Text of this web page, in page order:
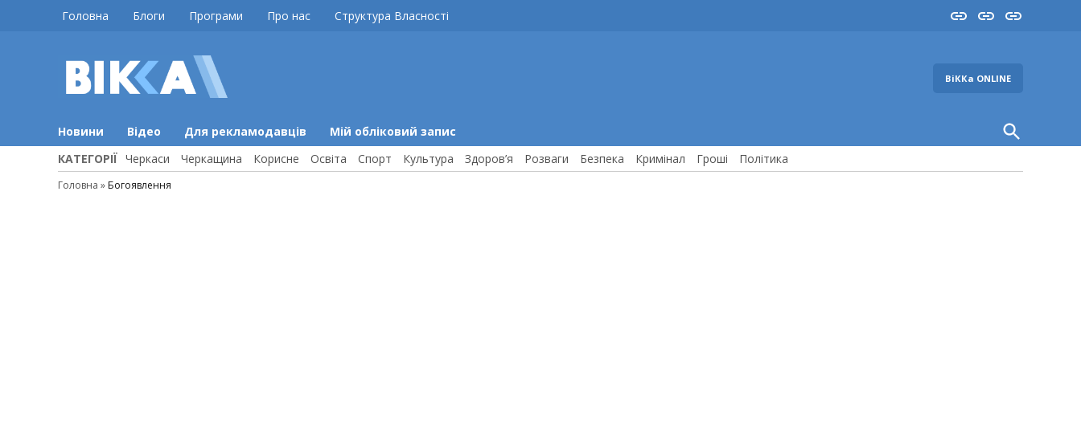
Головна Блоги Програми Про нас Структура Власності InstaYouTube
FB
ВіККа ONLINE
Новини Відео Для рекламодавців Мій обліковий запис
Open
Search
КАТЕГОРІЇ Черкаси Черкащина Корисне Освіта Спорт Культура Здоров’я Розваги Безпека Кримінал Гроші Політика
Головна » Богоявлення